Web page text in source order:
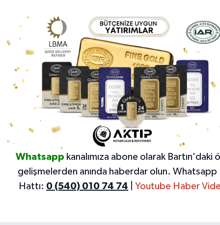
Whatsapp kanalımıza abone olarak Bartın'daki
gelişmelerden anında haberdar olun. Whatsapp
Hattı: 0 (540) 010 74 74 |Youtube Haber